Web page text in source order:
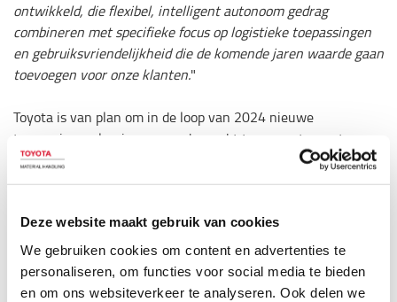
Deze website maakt gebruik van cookies
We gebruiken cookies om content en advertenties te
personaliseren, om functies voor social media te bieden
en om ons websiteverkeer te analyseren. Ook delen we
ontwikkeld, die flexibel, intelligent autonoom gedrag
combineren met specifieke focus op logistieke toepassingen
en gebruiksvriendelijkheid die de komende jaren waarde gaan
toevoegen voor onze klanten."
Toyota is van plan om in de loop van 2024 nieuwe
toepassingsoplossingen aan de markt te presenteren, te
beginnen met order fulfilment-oplossingen voor
retaildistributie.
bestaande knowhow op het gebied van intern transport in
combinatie met de marktdekking levert een nog
aantrekkelijker aanbod op voor klanten die ernaar streven
hun logistieke processen te automatiseren.